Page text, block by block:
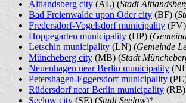
Altlandsberg city (AL) (Stadt
Bad Freienwalde upon Oder city (BF) (
Fredersdorf-Vogelsdorf municipality
Hoppegarten municipality (HP) (
Letschin municipality (LN) (Gemeinde
Müncheberg city (MB) (Stadt
Neuenhagen near Berlin municipality
Petershagen-Eggersdorf municipality
Rüdersdorf near Berlin municipality
Seelow city (SE) (Stadt Seelow)*